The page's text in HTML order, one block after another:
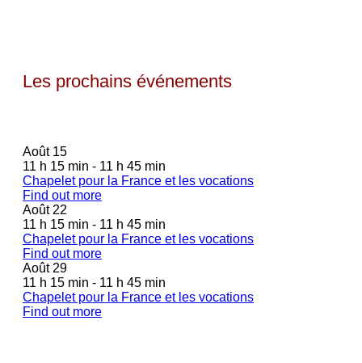
Les prochains événements
Août 15
11 h 15 min - 11 h 45 min
Chapelet pour la France et les vocations
Find out more
Août 22
11 h 15 min - 11 h 45 min
Chapelet pour la France et les vocations
Find out more
Août 29
11 h 15 min - 11 h 45 min
Chapelet pour la France et les vocations
Find out more